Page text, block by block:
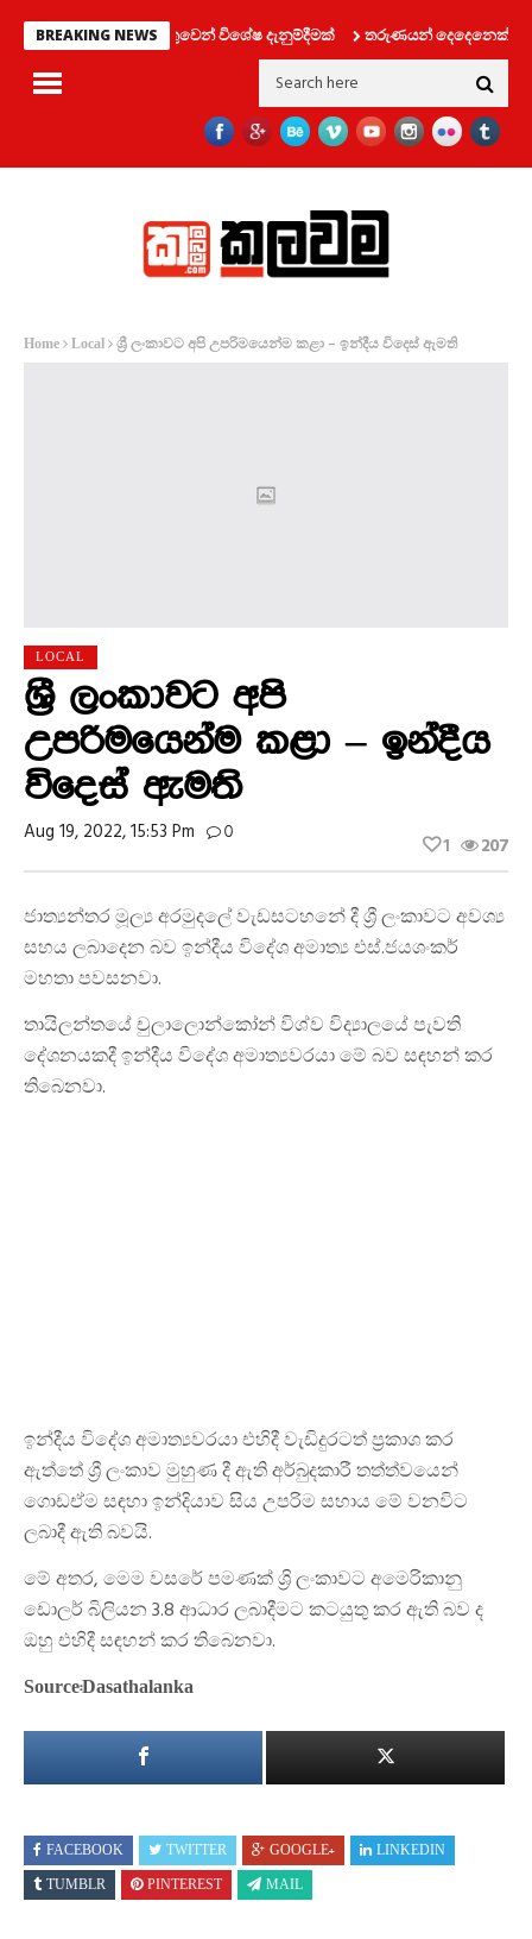
BREAKING NEWS
දෙපාර්තමේන්තුවෙන් විශේෂ දැනුම්දීමක් තරුණයන් දෙදෙනෙක් සමග
Home Local ශ්‍රී ලංකාවට අපි උපරිමයෙන්ම කළා – ඉන්දීය විදෙස් ඇමති
LOCAL
ශ්‍රී ලංකාවට අපි
උපරිමයෙන්ම කළා – ඉන්දීය
විදෙස් ඇමති
Aug 19, 2022, 15:53 Pm 0 207
1
ජාත්‍යන්තර මූල්‍ය අරමුදලේ වැඩසටහනේ දී ශ්‍රී ලංකාවට අවශ්‍ය
සහය ලබාදෙන බව ඉන්දීය විදේශ අමාත්‍ය එස්.ජයශංකර්
මහතා පවසනවා.
තායිලන්තයේ චුලාලොන්කෝන් විශ්ව විද්‍යාලයේ පැවති
දේශනයකදී ඉන්දීය විදේශ අමාත්‍යවරයා මේ බව සඳහන් කර
තිබෙනවා.
ඉන්දීය විදේශ අමාත්‍යවරයා එහිදී වැඩිදුරටත් ප්‍රකාශ කර
ඇත්තේ ශ්‍රී ලංකාව මුහුණ දී ඇති අර්බුදකාරී තත්ත්වයෙන්
ගොඩඒම සඳහා ඉන්දියාව සිය උපරිම සහාය මේ වනවිට
ලබාදී ඇති බවයි.
මේ අතර, මෙම වසරේ පමණක් ශ්‍රි ලංකාවට අමෙරිකානු
ඩොලර් බිලියන 3.8 ආධාර ලබාදීමට කටයුතු කර ඇති බව ද
ඔහු එහිදී සඳහන් කර තිබෙනවා.
Source:Dasathalanka
FACEBOOK TWITTER GOOGLE+ LINKEDIN
TUMBLR PINTEREST MAIL